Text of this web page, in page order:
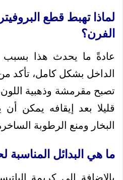
لماذا تهبط قطع
الفرن؟
عادةً ما يحدث هذا
الداخل بشكل كامل، تأكد
تصبح مقرمشة وذهبية
قليلا بعد إيقافه يمكن
البخار ومنع الرطوبة
ما هي البدائل المناسبة
بالإضافة إلى كريمة